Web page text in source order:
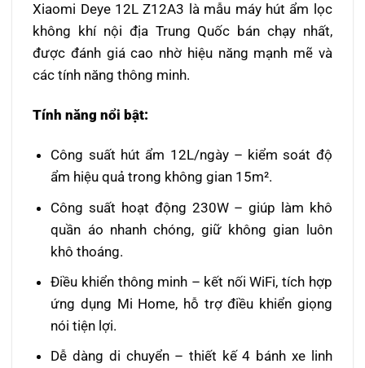
Xiaomi Deye 12L Z12A3 là mẫu máy hút ẩm lọc
không khí nội địa Trung Quốc bán chạy nhất,
được đánh giá cao nhờ hiệu năng mạnh mẽ và
các tính năng thông minh.
Tính năng nổi bật:
Công suất hút ẩm 12L/ngày – kiểm soát độ
ẩm hiệu quả trong không gian 15m².
Công suất hoạt động 230W – giúp làm khô
quần áo nhanh chóng, giữ không gian luôn
khô thoáng.
Điều khiển thông minh – kết nối WiFi, tích hợp
ứng dụng Mi Home, hỗ trợ điều khiển giọng
nói tiện lợi.
Dễ dàng di chuyển – thiết kế 4 bánh xe linh